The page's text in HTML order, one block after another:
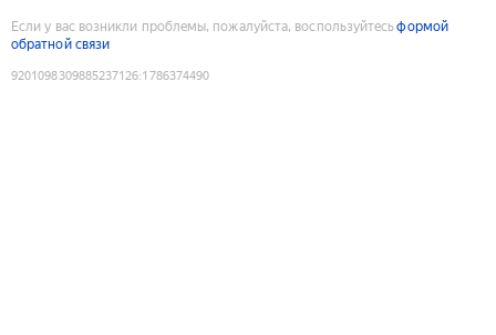
Если у вас возникли проблемы, пожалуйста, воспользуйтесьформой
обратной связи
9201098309885237126:1786374490